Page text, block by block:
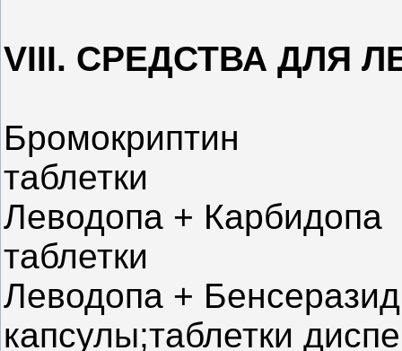
VIII. СРЕДСТВА ДЛЯ
Бромокриптин
таблетки
Леводопа + Карбидопа
таблетки
Леводопа + Бенсеразид
капсулы;таблетки